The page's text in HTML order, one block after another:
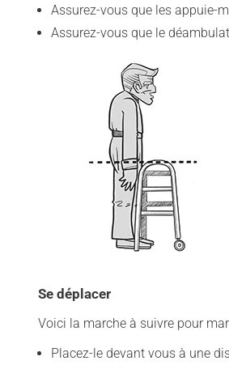
Assurez-vous que les appuie-
Assurez-vous que le
Se déplacer
Voici la marche à suivre pour
Placez-le devant vous à une